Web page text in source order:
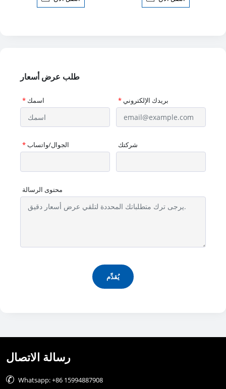
طلب عرض أسعار
* اسمك *بريدك الإلكتروني
*الجوال/واتساب شركتك
محتوى الرسالة
يُقدِّم
رسالة الاتصال
 Whatsapp: +86 15994887908